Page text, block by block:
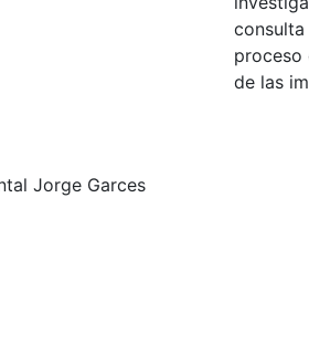
Jorge Garces
consulta
proceso
de las